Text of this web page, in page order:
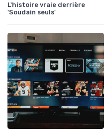
L'histoire vraie derrière
'Soudain seuls'